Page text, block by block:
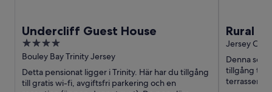
Undercliff Guest House
4
out
of
5
Bouley Bay Trinity Jersey
Detta pensionat ligger i Trinity. Här har du tillgång
till gratis wi-fi, avgiftsfri parkering och en
Rural
Jersey
Denna
tillgång till
terrasser.